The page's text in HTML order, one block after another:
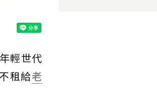
輕世代
租給老